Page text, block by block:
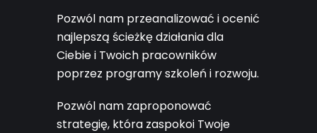
Pozwól nam przeanalizować i ocenić
najlepszą ścieżkę działania dla
Ciebie i Twoich pracowników
poprzez programy szkoleń i rozwoju.
Pozwól nam zaproponować
strategię, która zaspokoi Twoje